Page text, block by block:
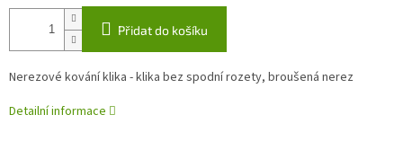
Přidat do košíku
Nerezové kování klika - klika bez spodní rozety, broušená nerez
Detailní informace